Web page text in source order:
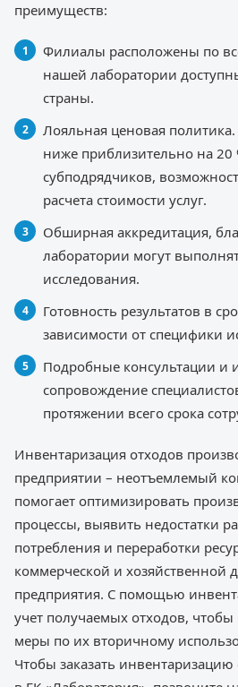
преимуществ:
Филиалы расположены по
нашей лаборатории
страны.
Лояльная ценовая
ниже приблизительно на 20
субподрядчиков,
расчета стоимости услуг.
Обширная аккредитация,
лаборатории могут
исследования.
Готовность результатов в
зависимости от специфики
Подробные консультации и
сопровождение
протяжении всего срока
Инвентаризация отходов
предприятии – неотъемлемый
помогает оптимизировать
процессы, выявить недостатки
потребления и переработки
коммерческой и хозяйственной
предприятия. С помощью
учет получаемых отходов,
меры по их вторичному
Чтобы заказать инвентаризацию